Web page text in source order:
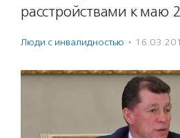
расстройствами к маю
Люди с инвалидностью ·